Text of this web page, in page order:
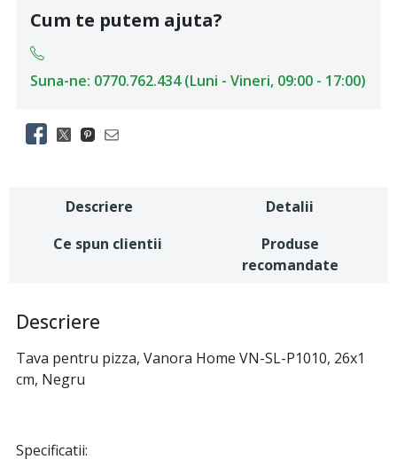
Cum te putem ajuta?
Suna-ne: 0770.762.434 (Luni - Vineri, 09:00 - 17:00)
Descriere
Detalii
Ce spun clientii
Produse
recomandate
Descriere
Tava pentru pizza, Vanora Home VN-SL-P1010, 26x1
cm, Negru
Specificatii: